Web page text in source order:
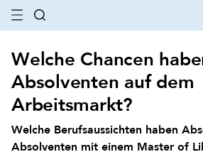
Welche Chancen
Absolventen auf dem
Arbeitsmarkt?
Welche Berufsaussichten haben
Absolventen mit einem Master of